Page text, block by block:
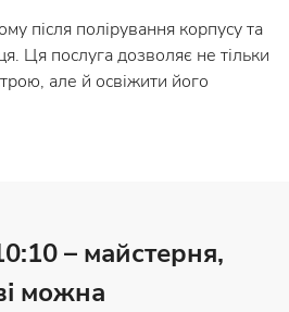
після полірування корпусу та
Ця послуга дозволяє не тільки
але й освіжити його
– майстерня,
можна